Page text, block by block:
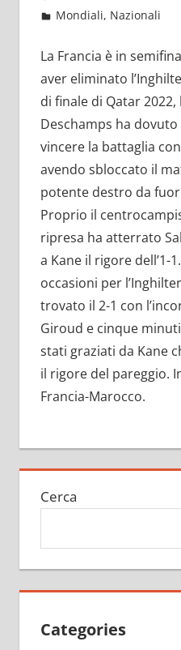
Dicembre 10, 2022
admin
Mondiali, Nazionali
La Francia è in
aver eliminato
di finale di Qatar 2022,
Deschamps ha
vincere la battaglia
avendo sbloccato il
potente destro da
Proprio il
ripresa ha atterrato
a Kane il rigore dell’1-
occasioni per
trovato il 2-1 con
Giroud e cinque
stati graziati da Kane
il rigore del pareggio.
Francia-Marocco.
Cerca
Categories